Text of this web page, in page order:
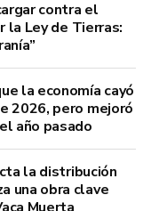
contra el
la Ley de Tierras:
la economía cayó
2026, pero mejoró
año pasado
la distribución
una obra clave